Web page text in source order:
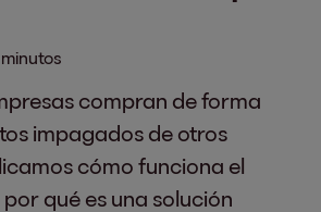
compran de forma
impagados de otros
cómo funciona el
qué es una solución